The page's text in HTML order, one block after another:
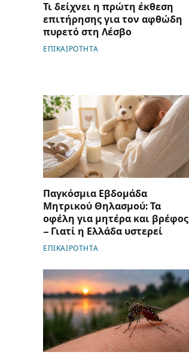
Τι δείχνει η πρώτη έκθεση
επιτήρησης για τον αφθώδη
πυρετό στη Λέσβο
ΕΠΙΚΑΙΡΟΤΗΤΑ
Παγκόσμια Εβδομάδα
Μητρικού Θηλασμού: Τα
οφέλη για μητέρα και βρέφος
– Γιατί η Ελλάδα υστερεί
ΕΠΙΚΑΙΡΟΤΗΤΑ